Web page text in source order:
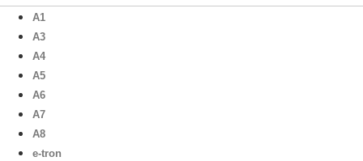
A1
A3
A4
A5
A6
A7
A8
e-tron